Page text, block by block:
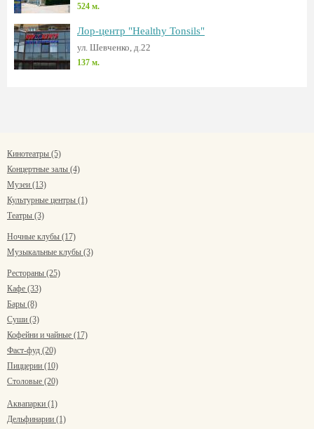
524 м.
Лор-центр "Healthy Tonsils"
ул. Шевченко, д.22
137 м.
Кинотеатры (5)
Концертные залы (4)
Музеи (13)
Культурные центры (1)
Театры (3)
Ночные клубы (17)
Музыкальные клубы (3)
Рестораны (25)
Кафе (33)
Бары (8)
Суши (3)
Кофейни и чайные (17)
Фаст-фуд (20)
Пиццерии (10)
Столовые (20)
Аквапарки (1)
Дельфинарии (1)